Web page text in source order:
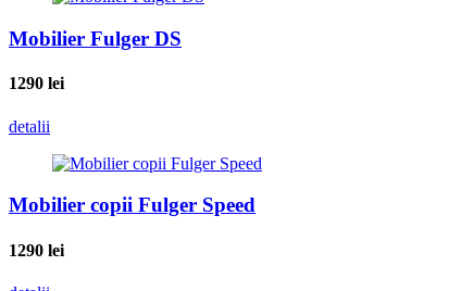
Mobilier Fulger DS
1290 lei
detalii
Mobilier copii Fulger Speed
1290 lei